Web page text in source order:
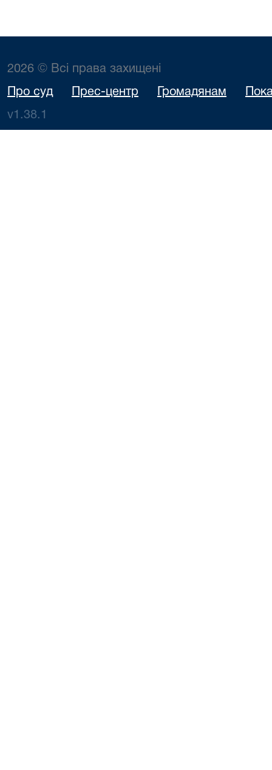
2026 © Всі права захищені
Про суд Прес-центр Громадянам
v1.38.1